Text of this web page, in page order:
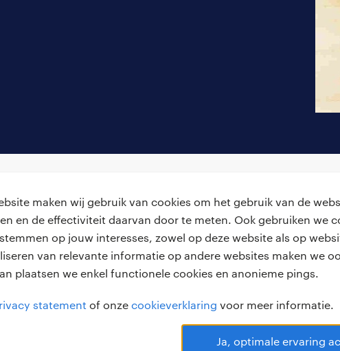
maken wij gebruik van cookies om het gebruik van de
en de effectiviteit daarvan door te meten. Ook gebruiken we
op jouw interesses, zowel op deze website als op
van relevante informatie op andere websites maken we
plaatsen we enkel functionele cookies en anonieme pings.
statement of onze cookieverklaring voor meer informatie.
Ja, optimale ervaring
voor opdrachtgevers
vacature plaatsen
algemene voorwaarden
handige
over ons
werken bij
bmc